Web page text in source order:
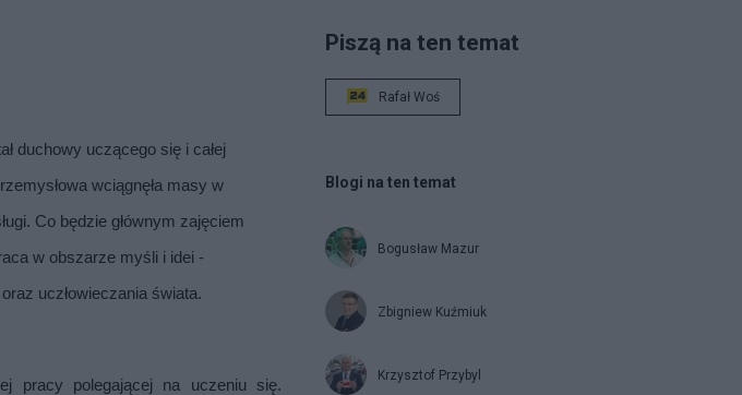
duchowy uczącego się i całej
wciągnęła masy w
Co będzie głównym zajęciem
w obszarze myśli i idei -
uczłowieczania świata.
pracy polegającej na uczeniu się.
Piszą na ten temat
Rafał Woś
Blogi na ten temat
Bogusław Mazur
Zbigniew Kuźmiuk
Krzysztof Przybyl